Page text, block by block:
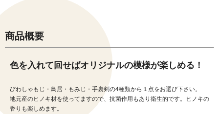
商品概要
色を入れて回せばオリジナルの模様が楽しめる！
びわしゃもじ・鳥居・もみじ・手裏剣の4種類から１点をお選び下さい。
地元産のヒノキ材を使ってますので、抗菌作用もあり衛生的です。ヒノキの
香りも楽しめます。